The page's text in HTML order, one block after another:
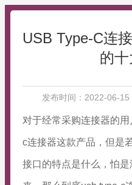
USB Type-C连
的
发布时间：2022-06-
对于经常采购连接器的
c连接器这款产品，但是
接口的特点是什么，怕